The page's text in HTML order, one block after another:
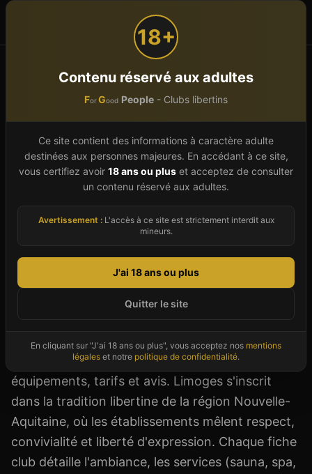
18+
Contenu réservé aux adultes
ForGood People - Clubs libertins
Ce site contient des informations à caractère adulte
destinées aux personnes majeures. En accédant à ce site,
vous certifiez avoir 18 ans ou plus et acceptez de consulter
un contenu réservé aux adultes.
Avertissement :L'accès à ce site est strictement interdit aux
mineurs.
J'ai 18 ans ou plus
Quitter le site
En cliquant sur "J'ai 18 ans ou plus", vous acceptez nos mentions
légales et notre politique de confidentialité.
Accueil Nouvelle-Aquitaine
Haute-Vienne (87)
Club libertin àLimoges (87)
Bienvenue sur le guide complet des clubs
libertins et établissements échangistes à
référençons 3 établissements à Limoges,
ambiance et la discrétion qu'ils offrent à leur
clientèle. Que vous soyez un couple cherchant à
explorer le libertinage à Limoges, un célibataire
Aquitaine, notre annuaire vous donne toutes les
informations utiles : adresse, horaires,
équipements, tarifs et avis. Limoges s'inscrit
dans la tradition libertine de la région Nouvelle-
Aquitaine, où les établissements mêlent respect,
convivialité et liberté d'expression. Chaque fiche
club détaille l'ambiance, les services (sauna, spa,